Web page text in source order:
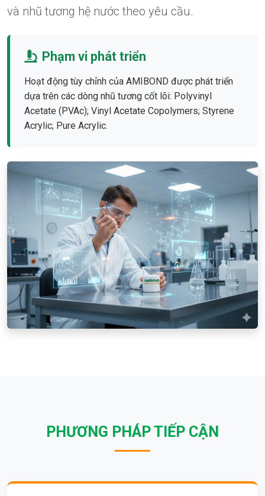
và nhũ tương hệ nước theo yêu cầu.
Phạm vi phát triển
Hoạt động tùy chỉnh của AMIBOND được phát triển
dựa trên các dòng nhũ tương cốt lõi: Polyvinyl
Acetate (PVAc); Vinyl Acetate Copolymers; Styrene
Acrylic; Pure Acrylic.
PHƯƠNG PHÁP TIẾP CẬN